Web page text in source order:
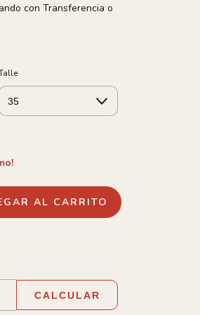
con Transferencia o
CALCULAR